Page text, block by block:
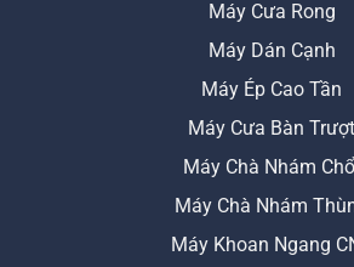
Máy Cưa Rong
Máy Dán Cạnh
Máy Ép Cao Tần
Máy Cưa Bàn Trượt
Máy Chà Nhám
Máy Chà Nhám
Máy Khoan Ngang